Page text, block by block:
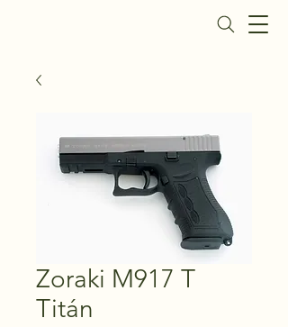
Zoraki M917 T
Titán